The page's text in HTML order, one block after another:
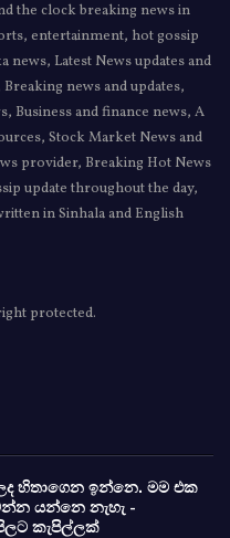
the clock breaking news in
entertainment, hot gossip
news, Latest News updates and
news and updates,
Business and finance news, A
Stock Market News and
provider, Breaking Hot News
update throughout the day,
in Sinhala and English
protected.
හිතාගෙන ඉන්නෙ. මම එක
යන්නෙ නැහැ -
කැපිල්ලක්